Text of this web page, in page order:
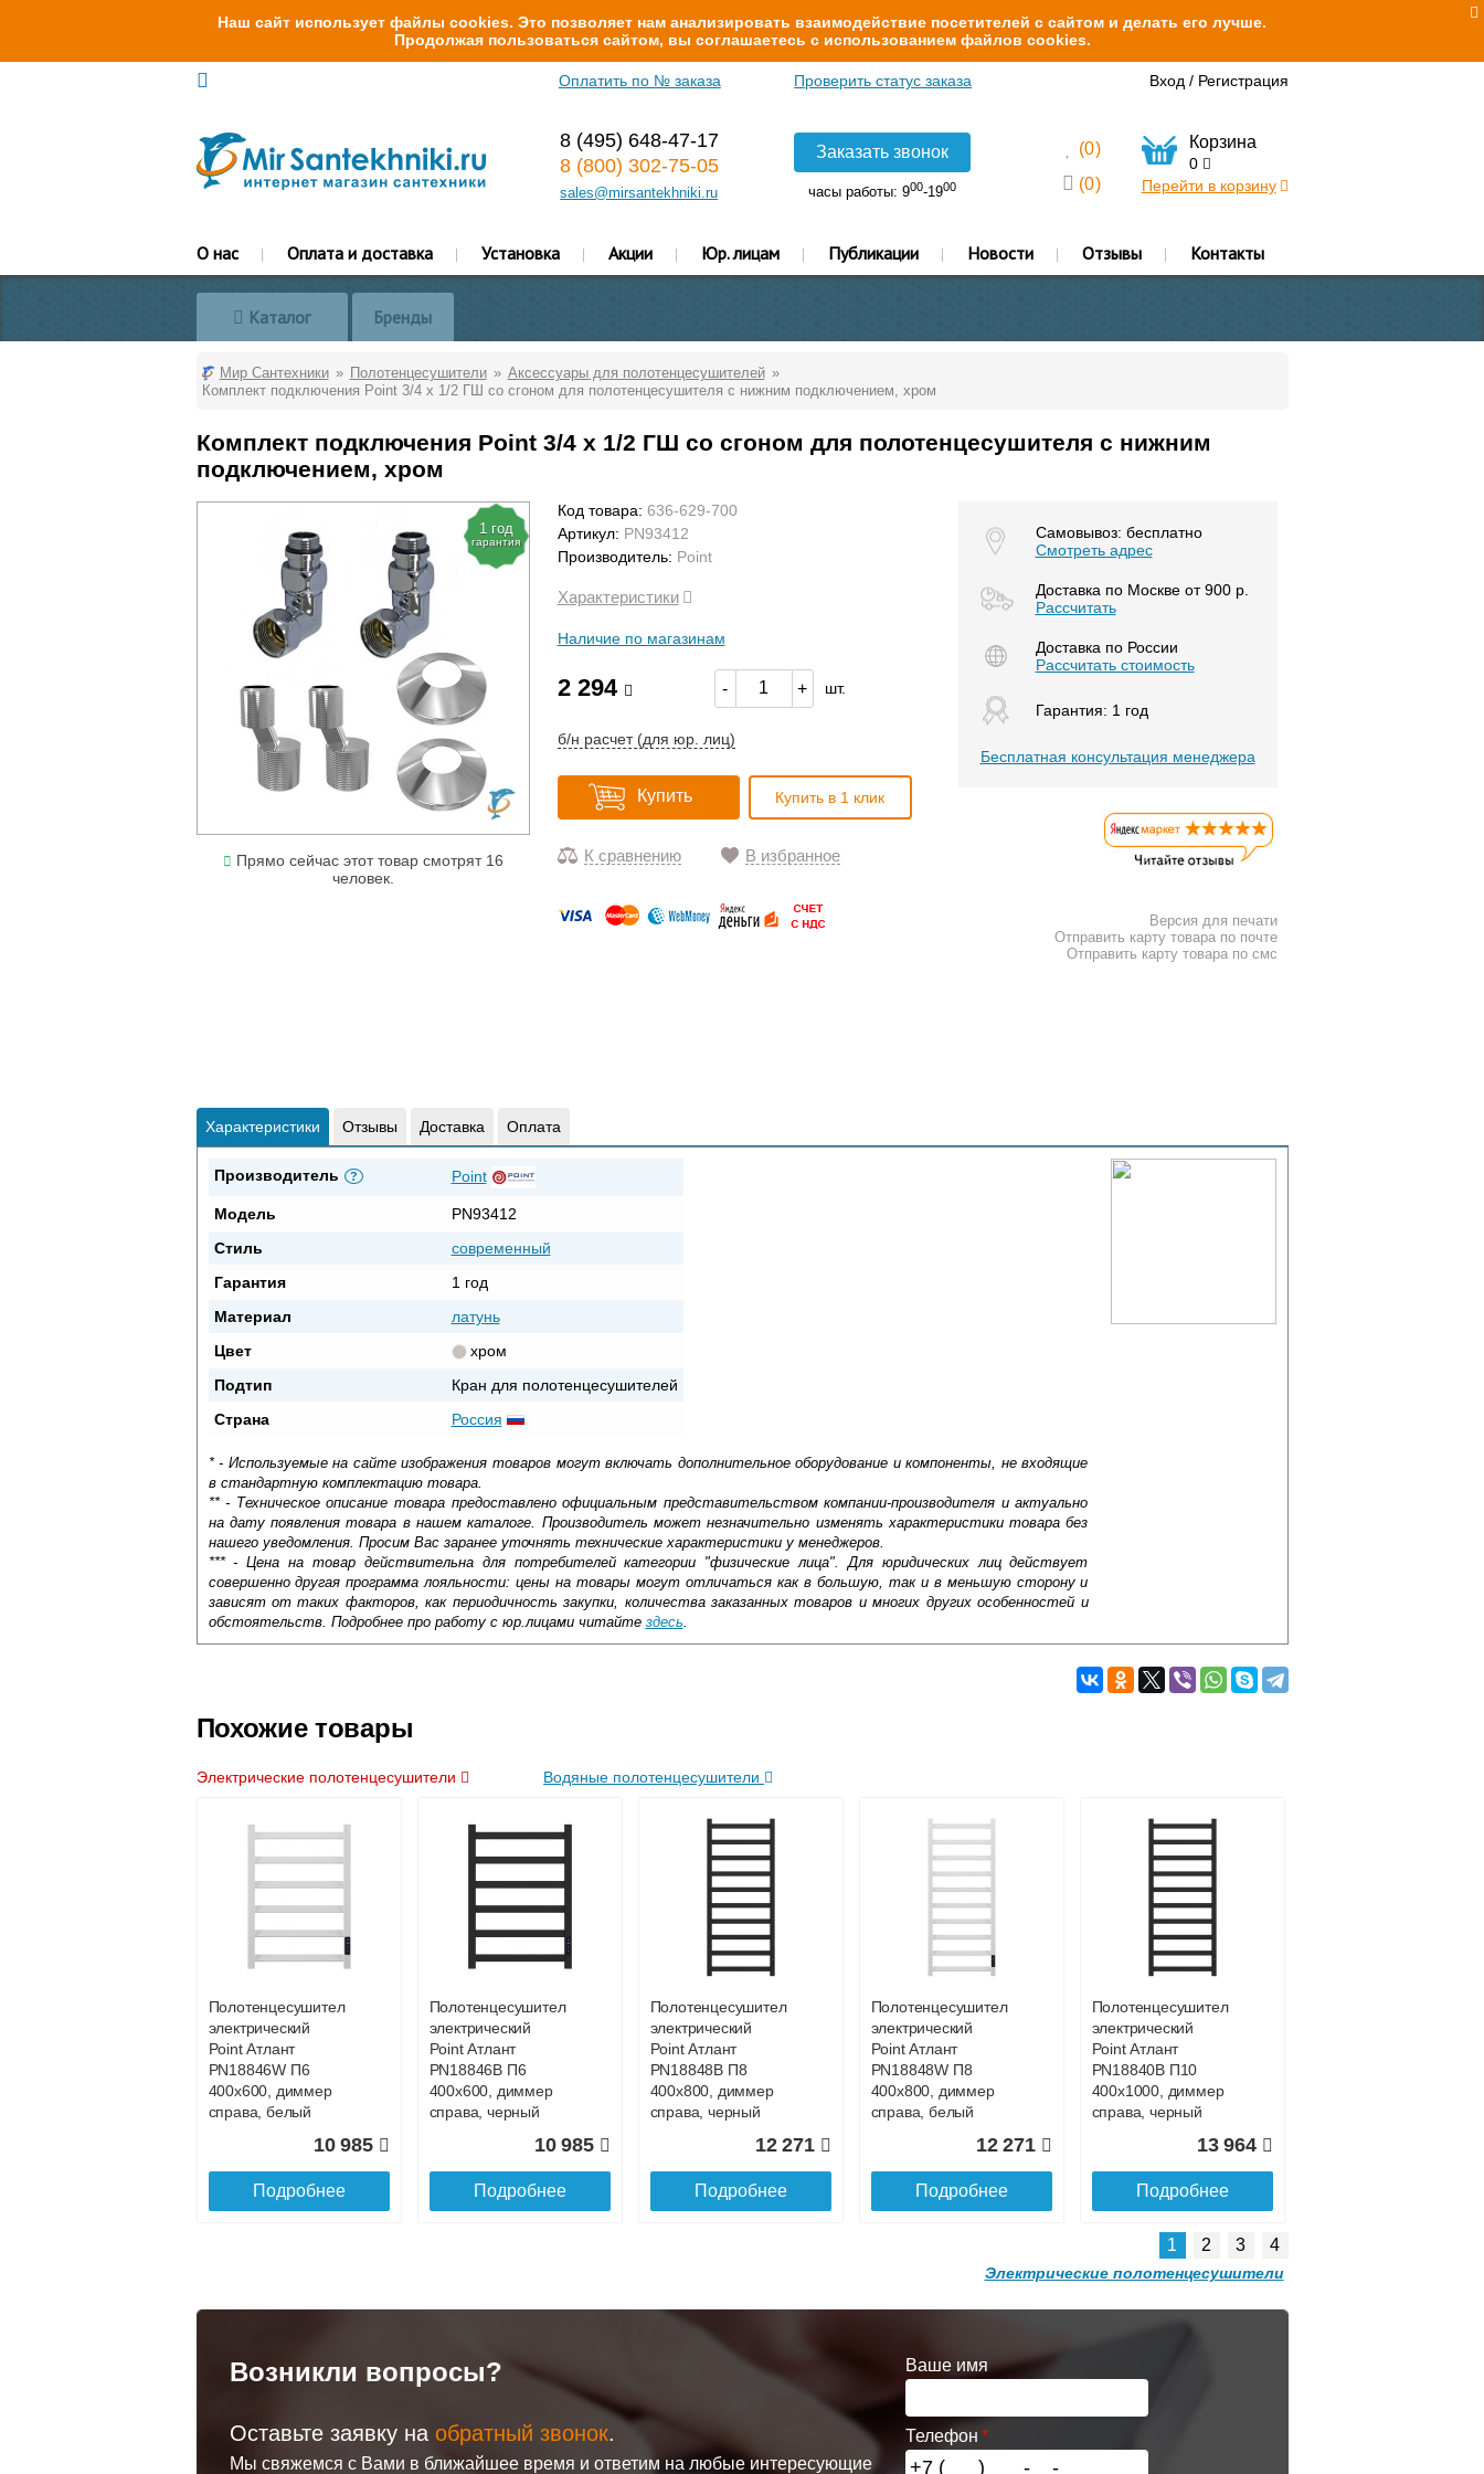
Наш сайт использует файлы cookies. Это позволяет нам анализировать взаимодействие посетителей с сайтом и делать его лучше.
Продолжая пользоваться сайтом, вы соглашаетесь с использованием файлов cookies.
Оплатить по № заказа Проверить статус заказа Вход / Регистрация
8 (495) 648-47-17
8 (800) 302-75-05
sales@mirsantekhniki.ru
Заказать звонок
часы работы: 900-1900
(0)
(0)
Корзина
0
Перейти в корзину
О нас Оплата и доставка Установка Акции Юр. лицам Публикации Новости Отзывы Контакты
Каталог Бренды
Мир Сантехники Полотенцесушители
Аксессуары для полотенцесушителей
Комплект подключения Point 3/4 х 1/2 ГШ со сгоном для полотенцесушителя с нижним подключением, хром
Комплект подключения Point 3/4 х 1/2 ГШ со сгоном для полотенцесушителя с нижним
подключением, хром
1 год
гарантия
Прямо сейчас этот товар смотрят 16
человек.
Код товара: 636-629-700
Артикул: PN93412
Производитель: Point
Характеристики
Наличие по магазинам
2 294 - + шт.
б/н расчет (для юр. лиц)
Купить Купить в 1 клик
К сравнению В избранное
Самовывоз: бесплатно
Смотреть адрес
Доставка по Москве от 900 р.
Расcчитать
Доставка по России
Рассчитать стоимость
Гарантия: 1 год
Бесплатная консультация менеджера
Версия для печати
Отправить карту товара по почте
Отправить карту товара по смс
Характеристики Отзывы Доставка Оплата
Производитель ? Point
Модель
PN93412
Стиль
современный
Гарантия
1 год
Материал
латунь
Цвет
хром
Подтип
Кран для полотенцесушителей
Страна
Россия
* - Используемые на сайте изображения товаров могут включать дополнительное оборудование и компоненты, не входящие
в стандартную комплектацию товара.
** - Техническое описание товара предоставлено официальным представительством компании-производителя и актуально
на дату появления товара в нашем каталоге. Производитель может незначительно изменять характеристики товара без
нашего уведомления. Просим Вас заранее уточнять технические характеристики у менеджеров.
*** - Цена на товар действительна для потребителей категории "физические лица". Для юридических лиц действует
совершенно другая программа лояльности: цены на товары могут отличаться как в большую, так и в меньшую сторону и
зависят от таких факторов, как периодичность закупки, количества заказанных товаров и многих других особенностей и
обстоятельств. Подробнее про работу с юр.лицами читайте здесь
Доставка сантехники по Москве и Московской области
Подъем на этаж.
до подъезда
возможность
Доставка в регионы России.
Подробнее о доставке
Возможные способы оплаты:
Банковской картой на сайте в режиме реального времени
Банковской картой при получении товара как при доставке, так и самовывозом
Безналичный расчёт (возможно и с НДС)
подробнее...
Подробнее об оплате
Похожие товары
Электрические полотенцесушители Водяные полотенцесушители
Полотенцесушитель
электрический
Point Атлант
PN18846W П6
400x600, диммер
справа, белый
10 985
Подробнее
Полотенцесушитель
электрический
Point Атлант
PN18846B П6
400x600, диммер
справа, черный
10 985
Подробнее
Полотенцесушитель
электрический
Point Атлант
PN18848B П8
400x800, диммер
справа, черный
12 271
Подробнее
Полотенцесушитель
электрический
Point Атлант
PN18848W П8
400x800, диммер
справа, белый
12 271
Подробнее
Полотенцесушитель
электрический
Point Атлант
PN18840B П10
400x1000, диммер
справа, черный
13 964
Подробнее
Полотенцесушитель
электрический
Полотенцесушитель
электрический
Полотенцесушитель
электрический
Полотенцесушитель
электрический
1 2 3 4
Электрические полотенцесушители
Возникли вопросы?
Оставьте заявку на обратный звонок.
Мы свяжемся с Вами в ближайшее время и ответим на любые интересующие
Ваше имя
Телефон